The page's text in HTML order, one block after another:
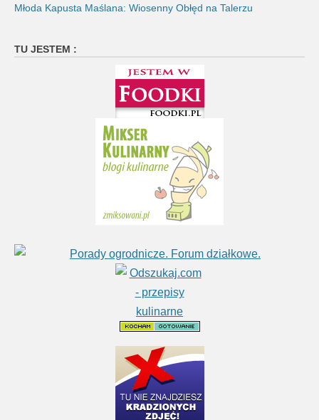
Młoda Kapusta Maślana: Wiosenny Obłęd na Talerzu
TU JESTEM :